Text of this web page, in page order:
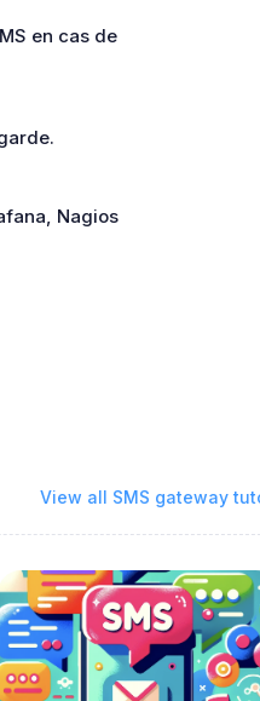
en cas de
Nagios
View all SMS gateway